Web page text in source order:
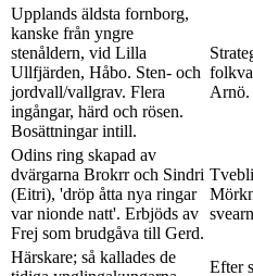
Upplands äldsta fornborg,
kanske från yngre
stenåldern, vid Lilla
Ullfjärden, Håbo. Sten- och
jordvall/vallgrav. Flera
ingångar, härd och rösen.
Bosättningar intill.
Arnö.
Odins ring skapad av
dvärgarna Brokrr och Sindri
(Eitri), 'dröp åtta nya ringar
var nionde natt'. Erbjöds av
Frej som brudgåva till Gerd.
Härskare; så kallades de
Efter